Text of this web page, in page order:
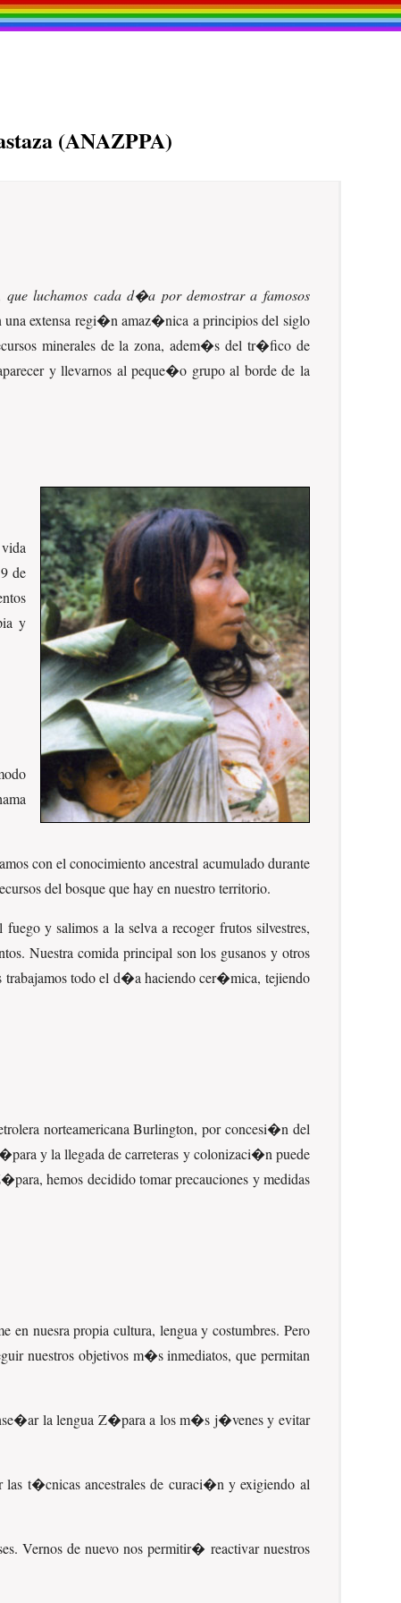
(ANAZPPA)
que luchamos cada d�a por demostrar a famosos
extensa regi�n amaz�nica a principios del siglo
minerales de la zona, adem�s del tr�fico de
y llevarnos al peque�o grupo al borde de la
de
y
con el conocimiento ancestral acumulado durante
del bosque que hay en nuestro territorio.
y salimos a la selva a recoger frutos silvestres,
Nuestra comida principal son los gusanos y otros
trabajamos todo el d�a haciendo cer�mica, tejiendo
norteamericana Burlington, por concesi�n del
y la llegada de carreteras y colonizaci�n puede
hemos decidido tomar precauciones y medidas
nuesra propia cultura, lengua y costumbres. Pero
nuestros objetivos m�s inmediatos, que permitan
la lengua Z�para a los m�s j�venes y evitar
t�cnicas ancestrales de curaci�n y exigiendo al
Vernos de nuevo nos permitir� reactivar nuestros